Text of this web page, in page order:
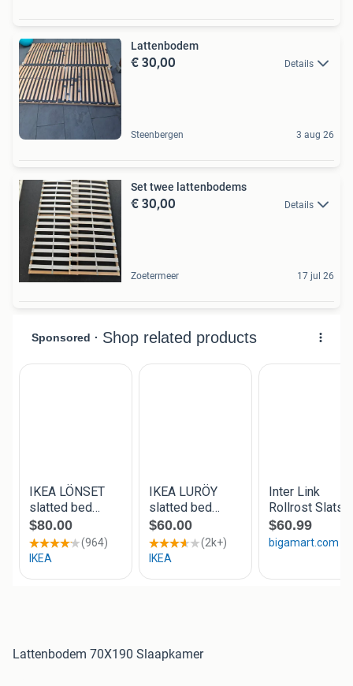
Lattenbodem
€ 30,00 Details
Steenbergen 3 aug 26
Set twee lattenbodems
€ 30,00 Details
Zoetermeer 17 jul 26
Lattenbodem 70X190 Slaapkamer